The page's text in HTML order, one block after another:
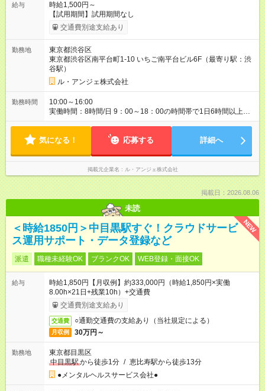
給与
時給1,500円～
【試用期間】試用期間なし
交通費別途支給あり
勤務地
東京都渋谷区
東京都渋谷区南平台町1-10 いちご南平台ビル6F（最寄り駅：渋
谷駅）
ル・アンジェ株式会社
勤務時間
10:00～16:00
実働時間：8時間/日 9：00～18：00の時間帯で1日6時間以上、
週3日～OK
気になる！ 応募する 詳細へ
掲載元企業名 ル・アンジェ株式会社
掲載日：2026.08.06
未読
NEW
＜時給1850円＞中目黒駅すぐ！クラウドサービ
ス運用サポート・データ登録など
派遣 職種未経験OK ブランクOK WEB登録・面接OK
給与
時給1,850円【月収例】約333,000円（時給1,850円×実働
8.00h×21日+残業10h）+交通費
交通費別途支給あり
交通費 ○通勤交通費の支給あり（当社規定による）
月収例 30万円～
勤務地
東京都目黒区
中目黒駅から徒歩1分 / 恵比寿駅から徒歩13分
●メンタルヘルスサービス会社●